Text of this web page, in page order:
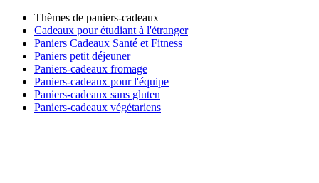
Thèmes de paniers-cadeaux
Cadeaux pour étudiant à l'étranger
Paniers Cadeaux Santé et Fitness
Paniers petit déjeuner
Paniers-cadeaux fromage
Paniers-cadeaux pour l'équipe
Paniers-cadeaux sans gluten
Paniers-cadeaux végétariens